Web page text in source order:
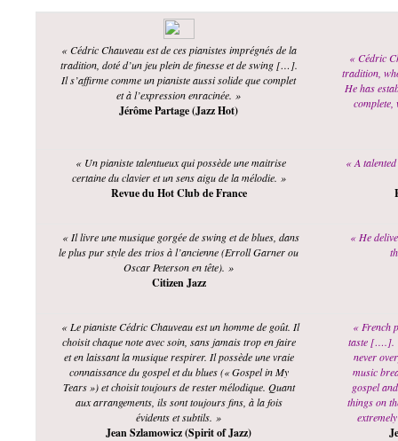
« Cédric Chauveau est de ces pianistes imprégnés de la
tradition, doté d’un jeu plein de finesse et de swing […].
Il s’affirme comme un pianiste aussi solide que complet
et à l’expression enracinée. »
Jérôme Partage (Jazz Hot)
« Cédric
tradition,
He has
complete,
« Un pianiste talentueux qui possède une maitrise
certaine du clavier et un sens aigu de la mélodie. »
Revue du Hot Club de France
« A
« Il livre une musique gorgée de swing et de blues, dans
le plus pur style des trios à l’ancienne (Erroll Garner ou
Oscar Peterson en tête). »
Citizen Jazz
« He
« Le pianiste Cédric Chauveau est un homme de goût. Il
choisit chaque note avec soin, sans jamais trop en faire
et en laissant la musique respirer. Il possède une vraie
connaissance du gospel et du blues (« Gospel in My
Tears ») et choisit toujours de rester mélodique. Quant
aux arrangements, ils sont toujours fins, à la fois
évidents et subtils. »
Jean Szlamowicz (Spirit of Jazz)
« French
taste [….].
never
music
gospel
things on